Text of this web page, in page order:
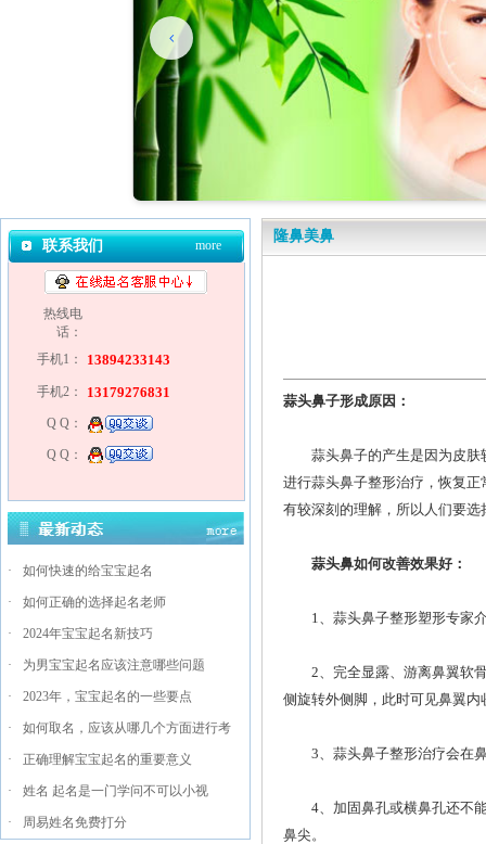
联系我们 more
热线电
话：
手机1：
13894233143
手机2： 13179276831
Q Q：
Q Q：
· 如何快速的给宝宝起名
· 如何正确的选择起名老师
· 2024年宝宝起名新技巧
· 为男宝宝起名应该注意哪些问题
· 2023年，宝宝起名的一些要点
· 如何取名，应该从哪几个方面进行考
· 正确理解宝宝起名的重要意义
· 姓名 起名是一门学问不可以小视
· 周易姓名免费打分
隆鼻美鼻
蒜头鼻子形成原因：
蒜头鼻子的产生是因为皮肤
进行蒜头鼻子整形治疗，恢复
有较深刻的理解，所以人们要
蒜头鼻如何改善效果好：
1、蒜头鼻子整形塑形专家介
2、完全显露、游离鼻翼软骨
侧旋转外侧脚，此时可见鼻翼内
3、蒜头鼻子整形治疗会在鼻
4、加固鼻孔或横鼻孔还不能
鼻尖。